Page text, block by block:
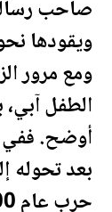
صاحب
ويقودها
ومع مرور
الطفل
أوضح. ففي
بعد تحوله
حرب عام 2000، معتبراً أن